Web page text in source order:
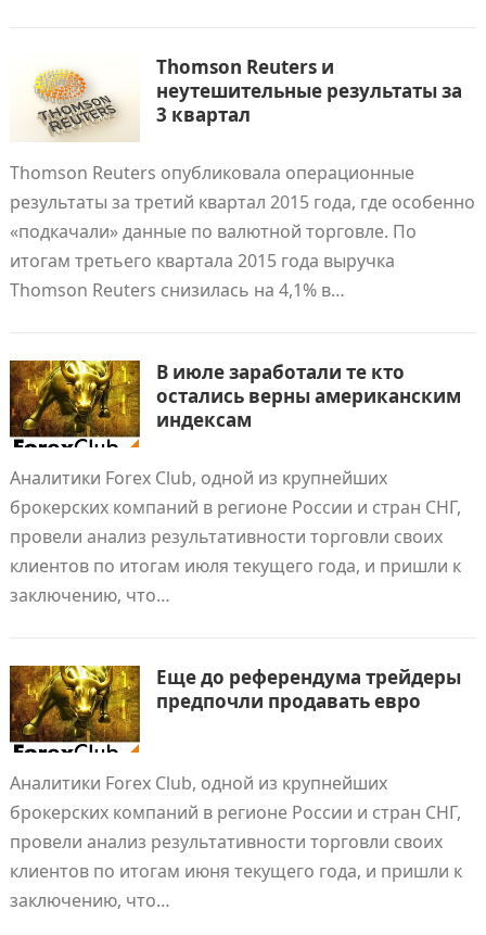
Thomson Reuters и
неутешительные результаты за
3 квартал
Thomson Reuters опубликовала операционные
результаты за третий квартал 2015 года, где особенно
«подкачали» данные по валютной торговле. По
итогам третьего квартала 2015 года выручка
Thomson Reuters снизилась на 4,1% в…
В июле заработали те кто
остались верны американским
индексам
Аналитики Forex Club, одной из крупнейших
брокерских компаний в регионе России и стран СНГ,
провели анализ результативности торговли своих
клиентов по итогам июля текущего года, и пришли к
заключению, что…
Еще до референдума трейдеры
предпочли продавать евро
Аналитики Forex Club, одной из крупнейших
брокерских компаний в регионе России и стран СНГ,
провели анализ результативности торговли своих
клиентов по итогам июня текущего года, и пришли к
заключению, что…